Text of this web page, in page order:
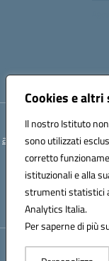
Cookies e
Il nostro Istituto
sono utilizzati
corretto
istituzionali e alla
strumenti statistici
Analytics Italia.
Per saperne di più